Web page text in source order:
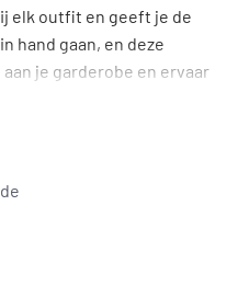
elk outfit en geeft je de
hand gaan, en deze
je garderobe en ervaar